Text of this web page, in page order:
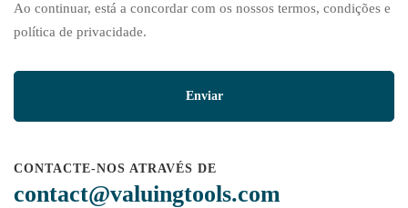
Ao continuar, está a concordar com os nossos termos, condições e
política de privacidade.
CONTACTE-NOS ATRAVÉS DE
contact@valuingtools.com